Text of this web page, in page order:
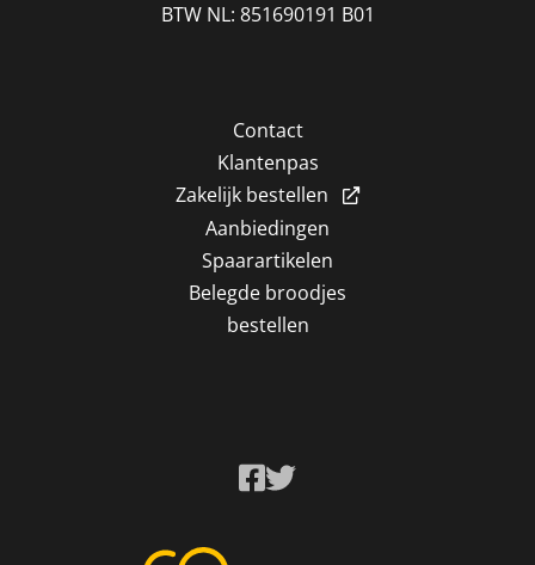
BTW NL: 851690191 B01
Contact
Klantenpas
Zakelijk bestellen
Aanbiedingen
Spaarartikelen
Belegde broodjes
bestellen